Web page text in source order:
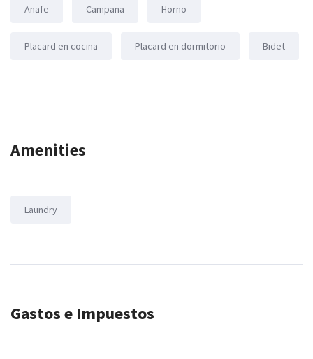
Anafe Campana Horno
Placard en cocina Placard en dormitorio Bidet
Amenities
Laundry
Gastos e Impuestos